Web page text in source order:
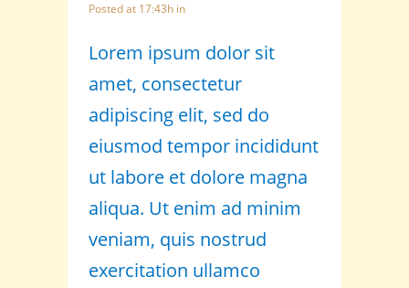
Posted at 17:43h in
Lorem ipsum dolor sit
amet, consectetur
adipiscing elit, sed do
eiusmod tempor incididunt
ut labore et dolore magna
aliqua. Ut enim ad minim
veniam, quis nostrud
exercitation ullamco